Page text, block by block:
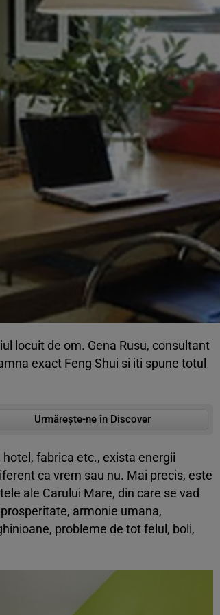
locuit de om. Gena Rusu, consultant
exact Feng Shui si iti spune totul
Urmărește-ne în Discover
fabrica etc., exista energii
ca vrem sau nu. Mai precis, este
ale Carului Mare, din care se vad
armonie umana,
probleme de tot felul, boli,